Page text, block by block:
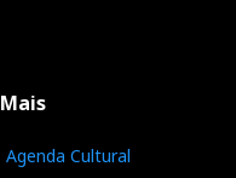
Mais
Agenda Cultural